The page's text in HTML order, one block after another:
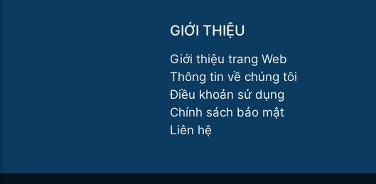
GIỚI THIỆU
Giới thiệu trang Web
Thông tin về chúng tôi
Điều khoản sử dụng
Chính sách bảo mật
Liên hệ